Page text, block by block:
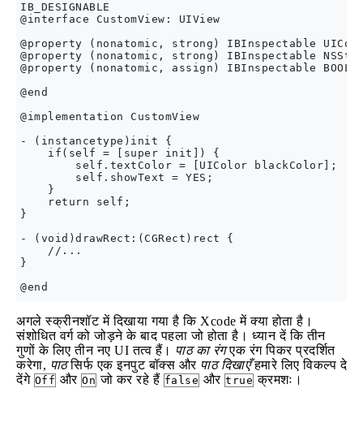
IB_DESIGNABLE
@interface CustomView: UIView
@property (nonatomic, strong) IBInspectable
@property (nonatomic, strong) IBInspectable
@property (nonatomic, assign) IBInspectable BOOL
@end
@implementation CustomView
- (instancetype)init {
    if(self = [super init]) {
        self.textColor = [UIColor blackColor];
        self.showText = YES;
    }
    return self;
}
- (void)drawRect:(CGRect)rect {
    //...
}
अगले स्क्रीनशॉट में दिखाया गया है कि Xcode में क्या होता है।
संशोधित वर्ग को जोड़ने के बाद पहला जो होता है। ध्यान दें कि तीन
गुणों के लिए तीन नए UI तत्व हैं।
पाठ का रंगएक रंग पिकर प्रदर्शित
करेगा, पाठसिर्फ एक इनपुट बॉक्स और पाठ दिखाएँहमारे लिए विकल्प दे
देंगे Off और On जो कर रहे हैं false और true क्रमशः।